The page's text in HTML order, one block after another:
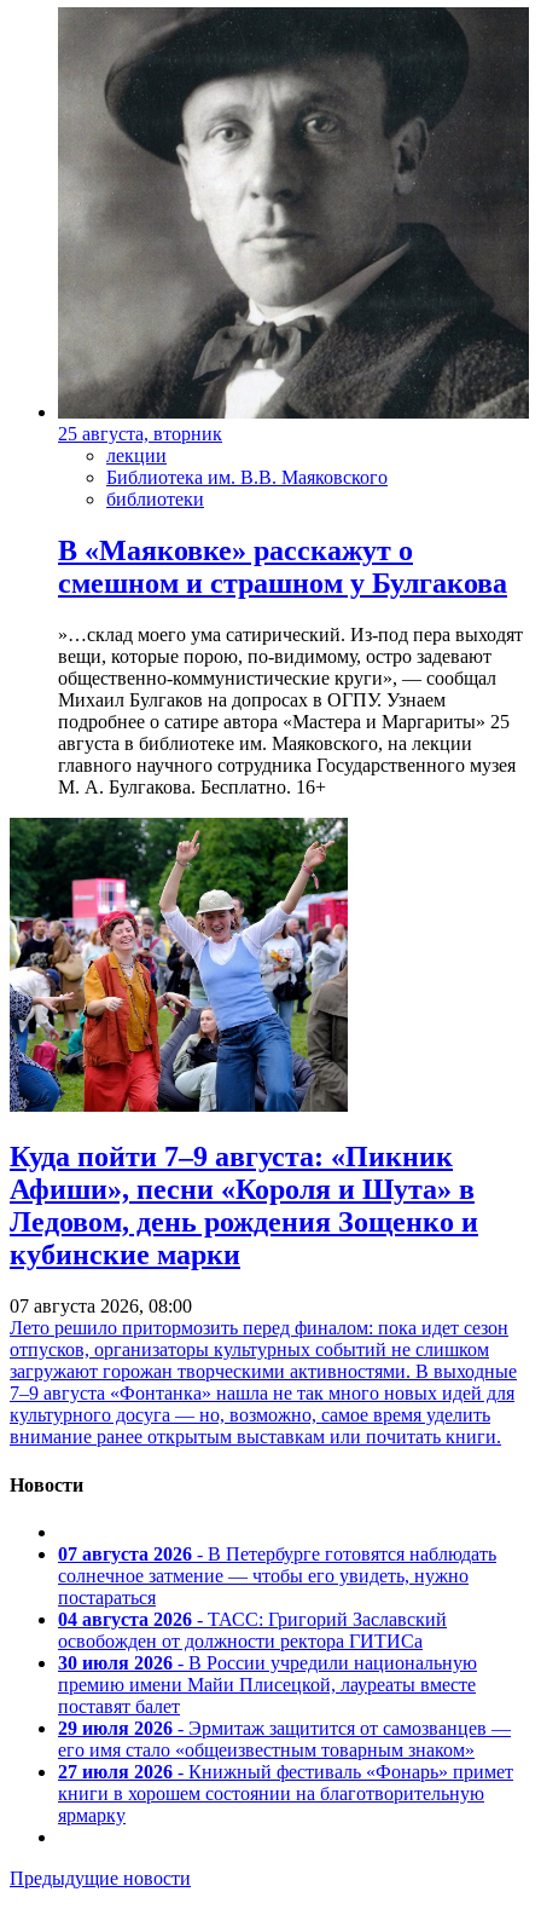
25 августа, вторник
лекции
Библиотека им. В.В. Маяковского
библиотеки
В «Маяковке» расскажут о
смешном и страшном у Булгакова
»…склад моего ума сатирический. Из-под пера выходят
вещи, которые порою, по-видимому, остро задевают
общественно-коммунистические круги», — сообщал
Михаил Булгаков на допросах в ОГПУ. Узнаем
подробнее о сатире автора «Мастера и Маргариты» 25
августа в библиотеке им. Маяковского, на лекции
главного научного сотрудника Государственного музея
М. А. Булгакова. Бесплатно. 16+
Куда пойти 7–9 августа: «Пикник
Афиши», песни «Короля и Шута» в
Ледовом, день рождения Зощенко и
кубинские марки
07 августа 2026, 08:00
Лето решило притормозить перед финалом: пока идет сезон
отпусков, организаторы культурных событий не слишком
загружают горожан творческими активностями. В выходные
7–9 августа «Фонтанка» нашла не так много новых идей для
культурного досуга — но, возможно, самое время уделить
внимание ранее открытым выставкам или почитать книги.
Новости
07 августа 2026 - В Петербурге готовятся наблюдать
солнечное затмение — чтобы его увидеть, нужно
постараться
04 августа 2026 - ТАСС: Григорий Заславский
освобожден от должности ректора ГИТИСа
30 июля 2026 - В России учредили национальную
премию имени Майи Плисецкой, лауреаты вместе
поставят балет
29 июля 2026 - Эрмитаж защитится от самозванцев —
его имя стало «общеизвестным товарным знаком»
27 июля 2026 - Книжный фестиваль «Фонарь» примет
книги в хорошем состоянии на благотворительную
ярмарку
Предыдущие новости